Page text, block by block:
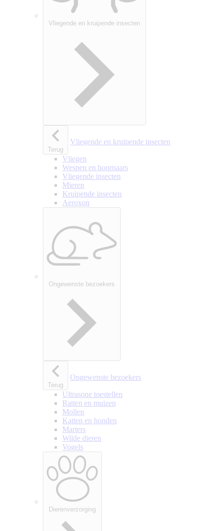
Vliegende en kruipende insecten
Terug
Vliegende en kruipende insecten
Vliegen
Wespen en hoornaars
Vliegende insecten
Mieren
Kruipende insecten
Aeroxon
Ongewenste bezoekers
Terug
Ongewenste bezoekers
Ultrasone toestellen
Ratten en muizen
Mollen
Katten en honden
Marters
Wilde dieren
Vogels
Dierenverzorging